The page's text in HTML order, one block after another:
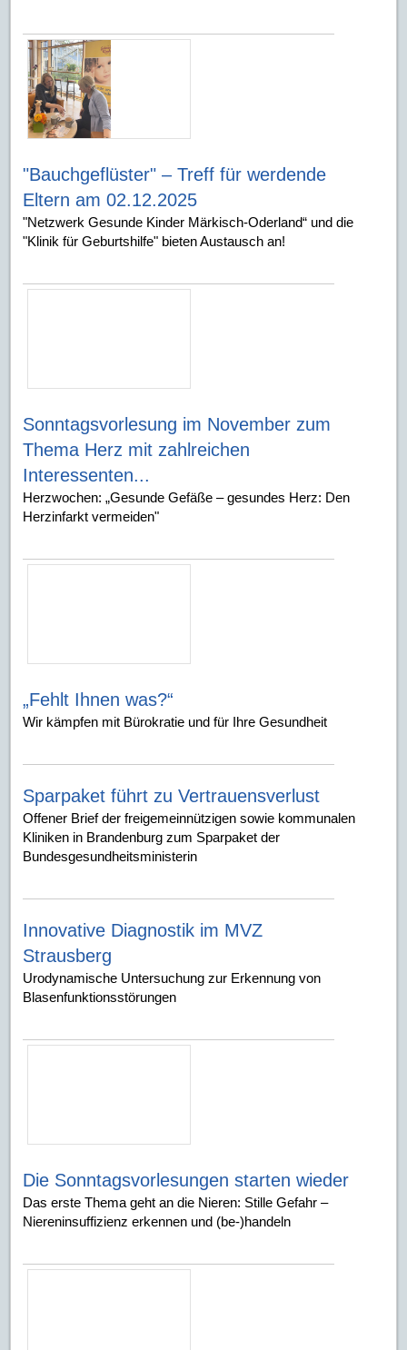
"Bauchgeflüster" – Treff für werdende
Eltern am 02.12.2025
"Netzwerk Gesunde Kinder Märkisch-Oderland“ und die
"Klinik für Geburtshilfe" bieten Austausch an!
Sonntagsvorlesung im November zum
Thema Herz mit zahlreichen
Interessenten...
Herzwochen: „Gesunde Gefäße – gesundes Herz: Den
Herzinfarkt vermeiden"
„Fehlt Ihnen was?“
Wir kämpfen mit Bürokratie und für Ihre Gesundheit
Sparpaket führt zu Vertrauensverlust
Offener Brief der freigemeinnützigen sowie kommunalen
Kliniken in Brandenburg zum Sparpaket der
Bundesgesundheitsministerin
Innovative Diagnostik im MVZ
Strausberg
Urodynamische Untersuchung zur Erkennung von
Blasenfunktionsstörungen
Die Sonntagsvorlesungen starten wieder
Das erste Thema geht an die Nieren: Stille Gefahr –
Niereninsuffizienz erkennen und (be-)handeln